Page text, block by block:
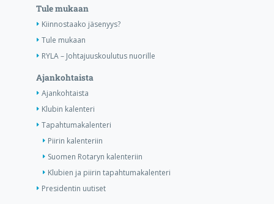
Tule mukaan
Kiinnostaako jäsenyys?
Tule mukaan
RYLA – Johtajuuskoulutus nuorille
Ajankohtaista
Ajankohtaista
Klubin kalenteri
Tapahtumakalenteri
Piirin kalenteriin
Suomen Rotaryn kalenteriin
Klubien ja piirin tapahtumakalenteri
Presidentin uutiset